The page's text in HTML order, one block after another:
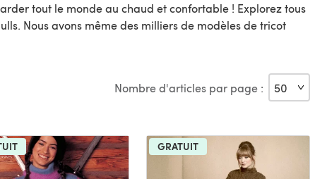
tout le monde au chaud et confortable ! Explorez tous
Nous avons même des milliers de modèles de tricot
Nombre d'articles par page :
GRATUIT